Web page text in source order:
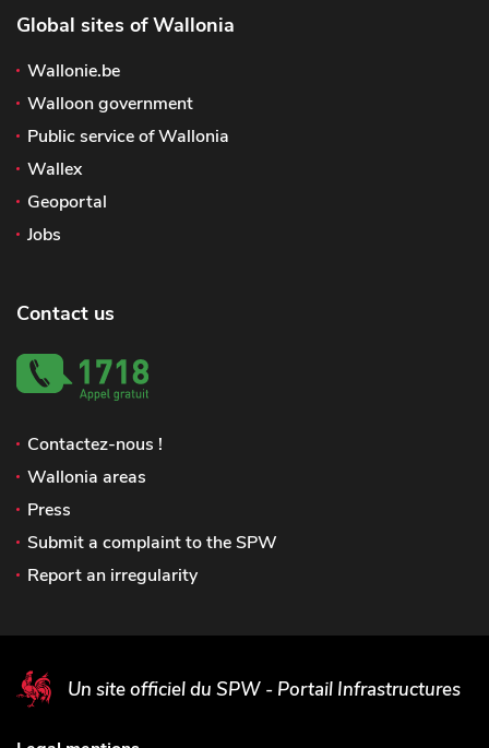
Global sites of Wallonia
Wallonie.be
Walloon government
Public service of Wallonia
Wallex
Geoportal
Jobs
Contact us
Contactez-nous !
Wallonia areas
Press
Submit a complaint to the SPW
Report an irregularity
Un site officiel du SPW - Portail Infrastructures